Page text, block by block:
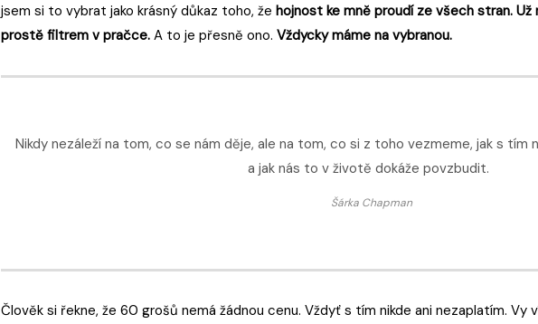
jsem si to vybrat jako krásný důkaz toho, žehojnost ke mně proudí ze všech stran.
prostě filtrem v pračce.A to je přesně ono.Vždycky máme na vybranou.
Nikdy nezáleží na tom, co se nám děje, ale na tom, co si z toho vezmeme, jak s tím
a jak nás to v životě dokáže povzbudit.
Šárka Chapman
Člověk si řekne, že 60 grošů nemá žádnou cenu. Vždyť s tím nikde ani nezaplatím. Vy